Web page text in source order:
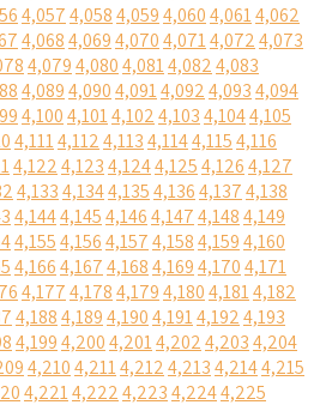
4,0574,0584,0594,0604,0614,062
4,0684,0694,0704,0714,0724,073
4,0794,0804,0814,0824,083
4,0894,0904,0914,0924,0934,094
4,1004,1014,1024,1034,1044,105
4,1114,1124,1134,1144,1154,116
4,1224,1234,1244,1254,1264,127
4,1334,1344,1354,1364,1374,138
4,1444,1454,1464,1474,1484,149
4,1554,1564,1574,1584,1594,160
4,1664,1674,1684,1694,1704,171
4,1774,1784,1794,1804,1814,182
4,1884,1894,1904,1914,1924,193
4,1994,2004,2014,2024,2034,204
4,2104,2114,2124,2134,2144,215
4,2214,2224,2234,2244,225